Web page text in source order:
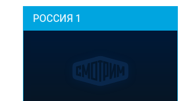
РОССИЯ 1